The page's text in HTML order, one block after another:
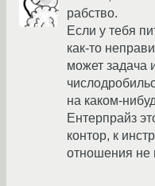
рабство.
Если у тебя
как-то
может задача
на каком-
Ентерпрайз
контор, к
отношения не